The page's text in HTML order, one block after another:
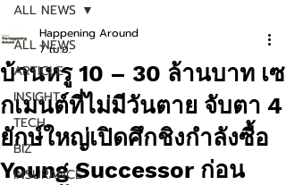
ALL NEWS
ARTICLE
INSIGHT
TECH
BIZ
INSURANCE
ALL NEWS
บ้านหรู 10 – 30 ล้านบาท เซ
กเมนต์ที่ไม่มีวันตาย จับตา 4
ยักษ์ใหญ่เปิดศึกชิงกำลังซื้อ
Young Successor ก่อน
Happening Around
7 เม.ย.